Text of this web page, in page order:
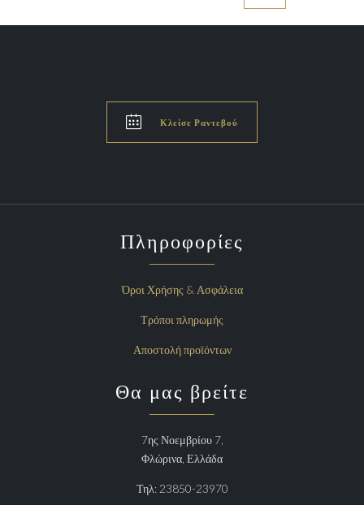
 Κλείσε Ραντεβού
Πληροφορίες
Όροι Χρήσης & Ασφάλεια
Τρόποι πληρωμής
Αποστολή προϊόντων
Θα μας βρείτε
7ης Νοεμβρίου 7,
Φλώρινα, Ελλάδα
Τηλ: 23850-23970